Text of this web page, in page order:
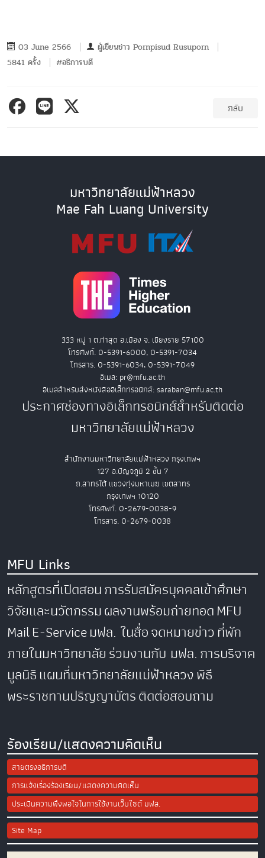
03 June 2566 ผู้เขียนข่าว Pornpisud Rusuporn
5841 ครั้ง
#อธิการบดี
กลับ
มหาวิทยาลัยแม่ฟ้าหลวง
Mae Fah Luang University
333 หมู่ 1 ต.ท่าสุด อ.เมือง จ. เชียงราย 57100
โทรศัพท์. 0-5391-6000, 0-5391-7034
โทรสาร. 0-5391-6034, 0-5391-7049
อีเมล: pr@mfu.ac.th
อีเมลสำหรับส่งหนังสืออิเล็กทรอนิกส์: saraban@mfu.ac.th
ประกาศช่องทางอิเล็กทรอนิกส์สำหรับติดต่อ
มหาวิทยาลัยแม่ฟ้าหลวง
สำนักงานมหาวิทยาลัยแม่ฟ้าหลวง กรุงเทพฯ
127 อ.ปัญจภูมิ 2 ชั้น 7
ถ.สาทรใต้ แขวงทุ่งมหาเมฆ เขตสาทร
กรุงเทพฯ 10120
โทรศัพท์. 0-2679-0038-9
โทรสาร. 0-2679-0038
MFU Links
หลักสูตรที่เปิดสอนการรับสมัครบุคคลเข้าศึกษา
วิจัยและนวัตกรรมผลงานพร้อมถ่ายทอดMFU
MailE-Serviceมฟล. ในสื่อจดหมายข่าวที่พัก
ภายในมหาวิทยาลัยร่วมงานกับ มฟล.การบริจาค
มูลนิธิแผนที่มหาวิทยาลัยแม่ฟ้าหลวงพิธี
พระราชทานปริญญาบัตรติดต่อสอบถาม
ร้องเรียน/แสดงความคิดเห็น
สายตรงอธิการบดี
การแจ้งเรื่องร้องเรียน/แสดงความคิดเห็น
ประเมินความพึงพอใจในการใช้งานเว็บไซต์ มฟล.
Site Map